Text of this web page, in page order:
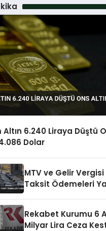
Altın 6.240 Liraya Düştü
Dolar
MTV ve Gelir
Taksit Ödemeleri
Rekabet Kurumu 6
Milyar Lira Ceza